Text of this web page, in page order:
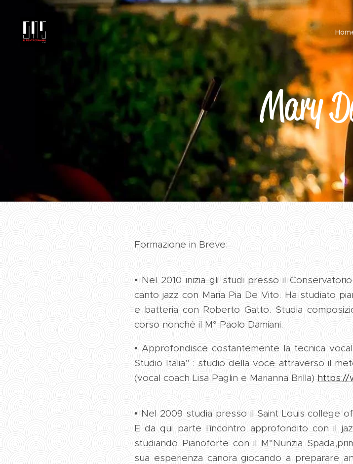
Mary
Formazione in Breve:
• Nel 2010 inizia gli studi presso il
canto jazz con Maria Pia De Vito. Ha studiato
e batteria con Roberto Gatto. Studia
corso nonché il M° Paolo Damiani.
• Approfondisce costantemente la tecnica
Studio Italia" : studio della voce attraverso il
(vocal coach Lisa Paglin e Marianna Brilla) https://
• Nel 2009 studia presso il Saint Louis college
E da qui parte l'incontro approfondito con il
studiando Pianoforte con il M°Nunzia
sua esperienza canora giocando a preparare